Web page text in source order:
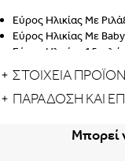
Εύρος Ηλικίας Με
Εύρος Ηλικίας Με
Εύρος Ηλικίας 15
ξεχωριστά ): Από 1
Εύρος Ηλικίας Ως
Η Παντοτινή Καρέκλα
Μια διαχρονική λύση
ΣΤΟΙΧΕΙΑ
ΠΑΡΆΔΟΣΗ ΚΑΙ
Μπορεί